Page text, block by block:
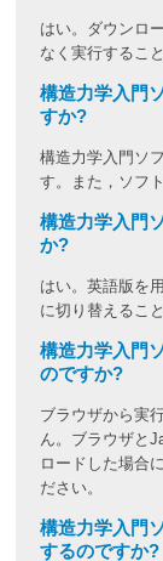
はい。ダウンロ
なく実行するこ
構造力学入門
すか?
構造力学入門ソ
す。また，ソフ
構造力学入門
か?
はい。英語版を
に切り替えるこ
構造力学入門
のですか?
ブラウザから実
ん。ブラウザと
ロードした場合
ださい。
構造力学入門
するのですか?